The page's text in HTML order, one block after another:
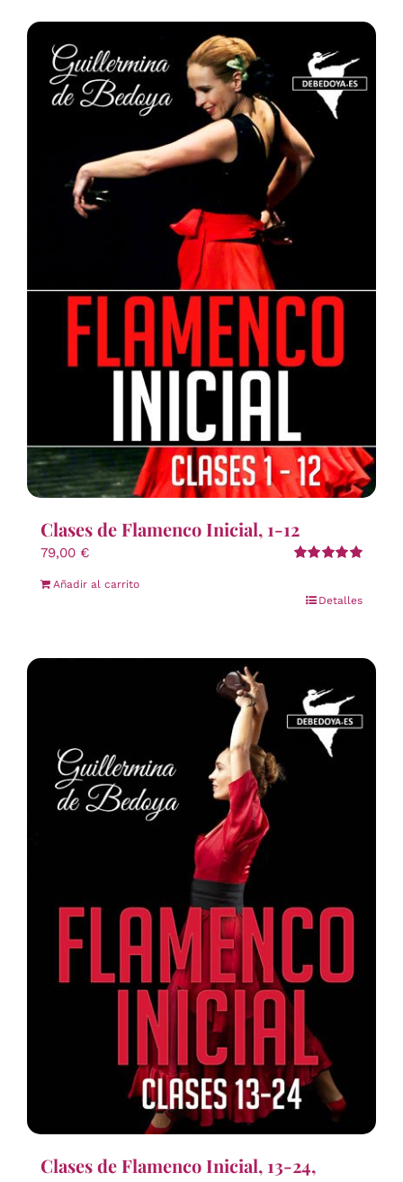
Clases de Flamenco Inicial, 1-12
79,00 €
Añadir al carrito
Detalles
Clases de Flamenco Inicial, 13-24,